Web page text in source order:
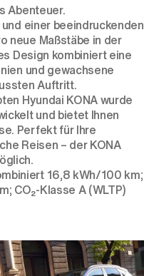
Abenteuer.
einer beeindruckenden
neue Maßstäbe in der
Design kombiniert eine
und gewachsene
Auftritt.
Hyundai KONA wurde
und bietet Ihnen
Perfekt für Ihre
Reisen – der KONA
16,8 kWh/100 km;
CO₂-Klasse A (WLTP)